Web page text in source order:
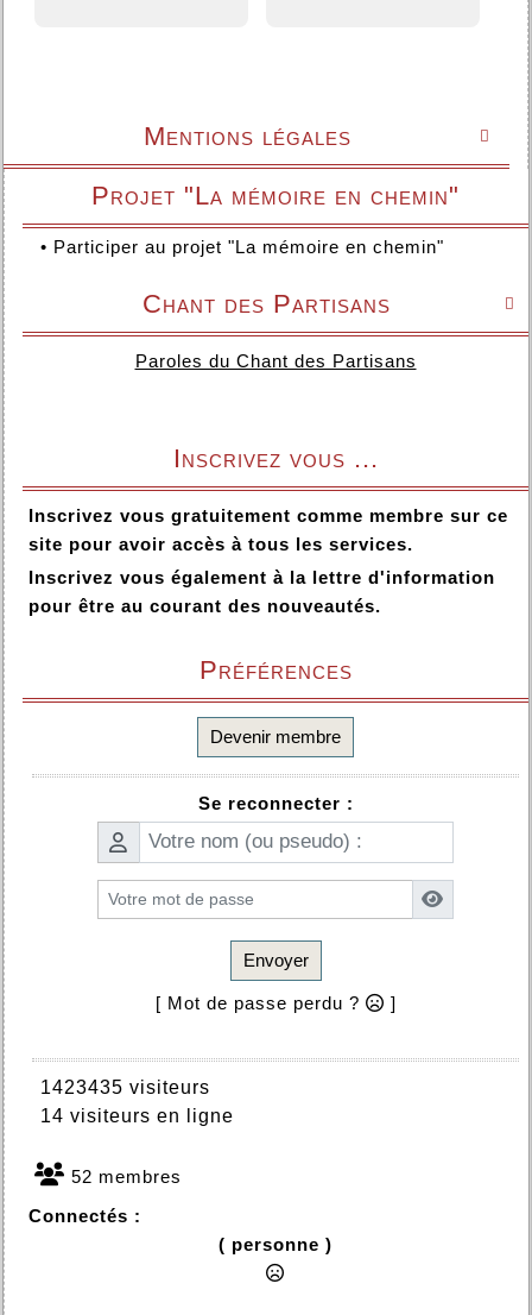

Mentions légales
Projet "La mémoire en chemin"
• Participer au projet "La mémoire en chemin"

Chant des Partisans
Paroles du Chant des Partisans
Inscrivez vous ...
Inscrivez vous gratuitement comme membre sur ce
site pour avoir accès à tous les services.
Inscrivez vous également à la lettre d'information
pour être au courant des nouveautés.
Préférences
Devenir membre
Se reconnecter :
Envoyer
[ Mot de passe perdu ? ]
1423435 visiteurs
14 visiteurs en ligne
52 membres
Connectés :
( personne )